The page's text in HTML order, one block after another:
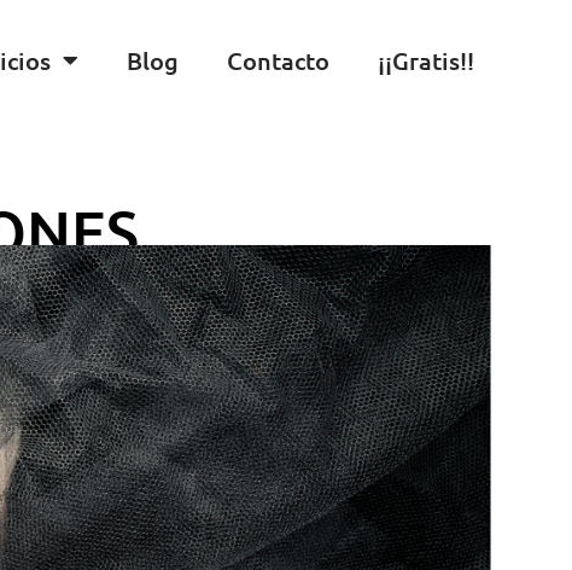
Blog Contacto ¡¡Gratis!!